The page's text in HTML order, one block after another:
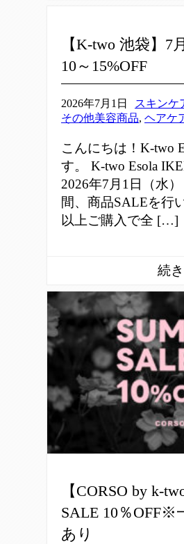
【K-two 池袋】7
10～15%OFF
2026年7月1日 スキンケ
その他美容商品, ヘアケ
こんにちは！K-two
す。 K-two Esola
2026年7月1日（水
間、商品SALEを行
以上ご購入で全 […]
【CORSO by k-
SALE 10％OFF※
あり